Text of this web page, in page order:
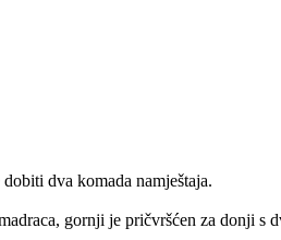
dva komada namještaja.
gornji je pričvršćen za donji s